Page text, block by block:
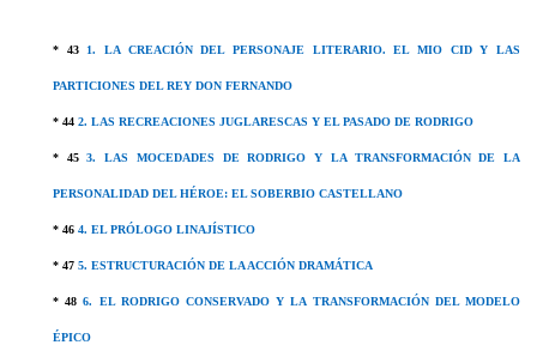
* 43 1. LA CREACIÓN DEL PERSONAJE LITERARIO. EL MIO CID Y LAS
PARTICIONES DEL REY DON FERNANDO
* 44 2. LAS RECREACIONES JUGLARESCAS Y EL PASADO DE RODRIGO
* 453. LAS MOCEDADES DE RODRIGO Y LA TRANSFORMACIÓN DE LA
PERSONALIDAD DEL HÉROE: EL SOBERBIO CASTELLANO
* 46 4. EL PRÓLOGO LINAJÍSTICO
* 47 5. ESTRUCTURACIÓN DE LA ACCIÓN DRAMÁTICA
* 486. EL RODRIGO CONSERVADO Y LA TRANSFORMACIÓN DEL MODELO
ÉPICO